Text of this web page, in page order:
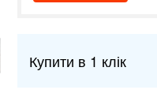
Купити в 1 клік